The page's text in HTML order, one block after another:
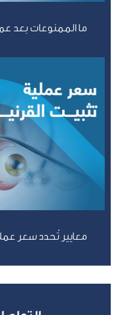
ما الممنوعات بعد
معايير تُحدد سعر